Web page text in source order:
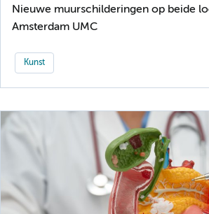
Nieuwe muurschilderingen op beide
Amsterdam UMC
Kunst